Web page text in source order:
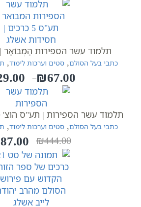
תלמוד עשר הספירות הַמְבוֹאָר | סט |
כתבי בעל הסולם,סטים וערכות לימוד,
₪67.00
– טווח
מחירים:
עד
תלמוד עשר הספירות | תע"ס הוצ'
כתבי בעל הסולם,סטים וערכות לימוד,
₪444.00
המחיר
המקורי
היה:
₪444.00.
המחיר
הנוכחי
הוא:
₪387.00.